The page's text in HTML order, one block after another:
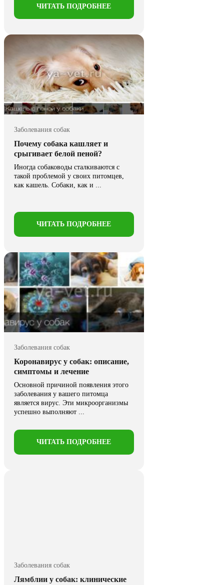
ЧИТАТЬ ПОДРОБНЕЕ
Заболевания собак
Почему собака кашляет и
срыгивает белой пеной?
Иногда собаководы сталкиваются с
такой проблемой у своих питомцев,
как кашель. Собаки, как и ...
ЧИТАТЬ ПОДРОБНЕЕ
Заболевания собак
Коронавирус у собак: описание,
симптомы и лечение
Основной причиной появления этого
заболевания у вашего питомца
является вирус. Эти микроорганизмы
успешно выполняют ...
ЧИТАТЬ ПОДРОБНЕЕ
Заболевания собак
Лямблии у собак: клинические